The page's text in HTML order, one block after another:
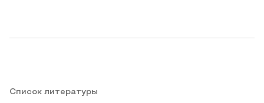
Список литературы